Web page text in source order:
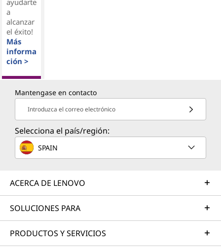
ayudarte
a
alcanzar
el éxito!
Más
informa
ción >
Mantengase en contacto
Introduzca el correo electrónico
Selecciona el país/región:
SPAIN
ACERCA DE LENOVO
SOLUCIONES PARA
PRODUCTOS Y SERVICIOS